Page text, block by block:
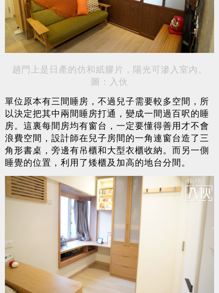
趟門上是日產的仿和紙膠片，陽光可滲入室內。
圖：入伙
單位原本有三間睡房，不過兒子需要較多空間，所
以決定把其中兩間睡房打通，變成一間過百呎的睡
房。這裏每間房均有窗台，一定要懂得善用才不會
浪費空間，設計師在兒子房間的一角連窗台造了三
角形書桌，旁邊有吊櫃和大型衣櫃收納。而另一側
睡覺的位置，利用了矮櫃及加高的地台分間。